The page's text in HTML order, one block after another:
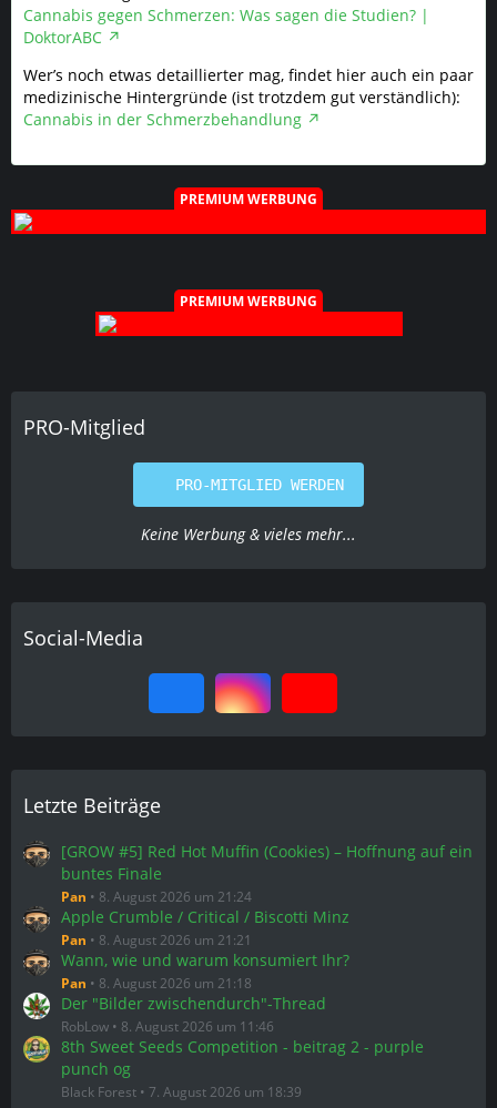
Cannabis gegen Schmerzen: Was sagen die Studien? |
DoktorABC
Wer’s noch etwas detaillierter mag, findet hier auch ein paar
medizinische Hintergründe (ist trotzdem gut verständlich):
Cannabis in der Schmerzbehandlung
PREMIUM WERBUNG
PREMIUM WERBUNG
PRO-Mitglied
PRO-MITGLIED WERDEN
Keine Werbung & vieles mehr...
Social-Media
Letzte Beiträge
[GROW #5] Red Hot Muffin (Cookies) – Hoffnung auf ein
buntes Finale
Pan 8. August 2026 um 21:24
Apple Crumble / Critical / Biscotti Minz
Pan 8. August 2026 um 21:21
Wann, wie und warum konsumiert Ihr?
Pan 8. August 2026 um 21:18
Der "Bilder zwischendurch"-Thread
RobLow 8. August 2026 um 11:46
8th Sweet Seeds Competition - beitrag 2 - purple
punch og
Black Forest 7. August 2026 um 18:39